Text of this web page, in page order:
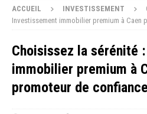
ACCUEIL INVESTISSEMENT
Investissement immobilier premium à Caen
Choisissez la sérénité
immobilier premium à
promoteur de confiance